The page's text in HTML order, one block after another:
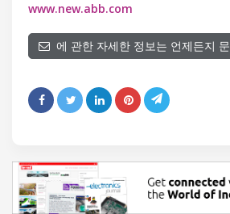
www.new.abb.com
에 관한 자세한 정보는 언제든지